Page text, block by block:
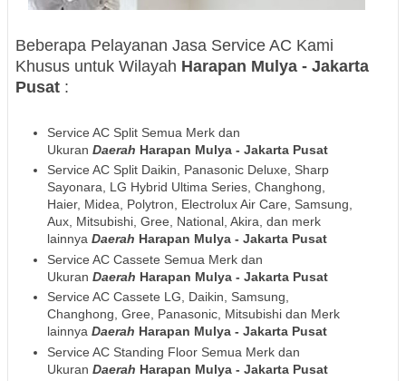
Beberapa Pelayanan Jasa Service AC Kami
Khusus untuk Wilayah Harapan Mulya - Jakarta
Pusat :
Service AC Split Semua Merk dan
Ukuran Daerah Harapan Mulya - Jakarta Pusat
Service AC Split Daikin, Panasonic Deluxe, Sharp
Sayonara, LG Hybrid Ultima Series, Changhong,
Haier, Midea, Polytron, Electrolux Air Care, Samsung,
Aux, Mitsubishi, Gree, National, Akira, dan merk
lainnya Daerah Harapan Mulya - Jakarta Pusat
Service AC Cassete Semua Merk dan
Ukuran Daerah Harapan Mulya - Jakarta Pusat
Service AC Cassete LG, Daikin, Samsung,
Changhong, Gree, Panasonic, Mitsubishi dan Merk
lainnya Daerah Harapan Mulya - Jakarta Pusat
Service AC Standing Floor Semua Merk dan
Ukuran Daerah Harapan Mulya - Jakarta Pusat